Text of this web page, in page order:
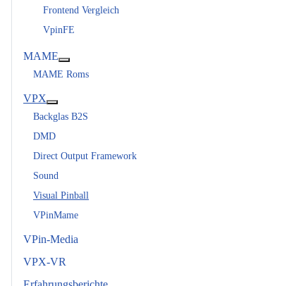
Frontend Vergleich
VpinFE
MAME
MAME Roms
VPX
Backglas B2S
DMD
Direct Output Framework
Sound
Visual Pinball
VPinMame
VPin-Media
VPX-VR